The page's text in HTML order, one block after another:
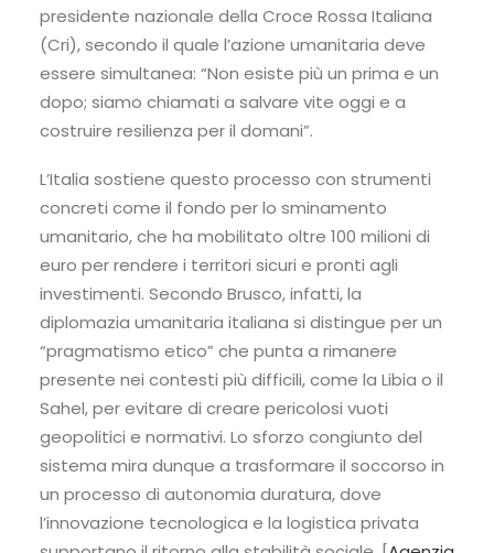
presidente nazionale della Croce Rossa Italiana
(Cri), secondo il quale l’azione umanitaria deve
essere simultanea: “Non esiste più un prima e un
dopo; siamo chiamati a salvare vite oggi e a
costruire resilienza per il domani”.
L’Italia sostiene questo processo con strumenti
concreti come il fondo per lo sminamento
umanitario, che ha mobilitato oltre 100 milioni di
euro per rendere i territori sicuri e pronti agli
investimenti. Secondo Brusco, infatti, la
diplomazia umanitaria italiana si distingue per un
“pragmatismo etico” che punta a rimanere
presente nei contesti più difficili, come la Libia o il
Sahel, per evitare di creare pericolosi vuoti
geopolitici e normativi. Lo sforzo congiunto del
sistema mira dunque a trasformare il soccorso in
un processo di autonomia duratura, dove
l’innovazione tecnologica e la logistica privata